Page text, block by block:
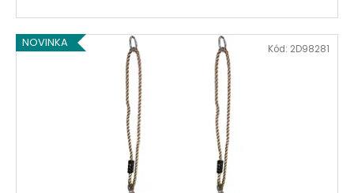
NOVINKA Kód: 2D98281